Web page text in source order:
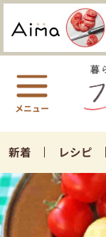
新着 レシピ